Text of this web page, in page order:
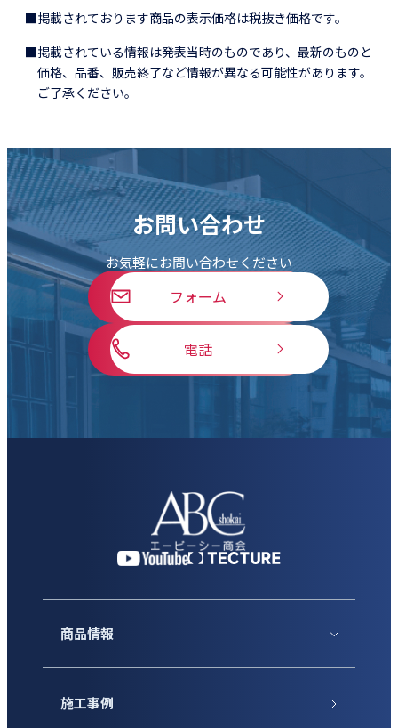
■掲載されております商品の表示価格は税抜き価格です。
■掲載されている情報は発表当時のものであり、最新のものと
価格、品番、販売終了など情報が異なる可能性があります。
ご了承ください。
お問い合わせ
お気軽にお問い合わせください
フォーム
電話
商品情報
施工事例